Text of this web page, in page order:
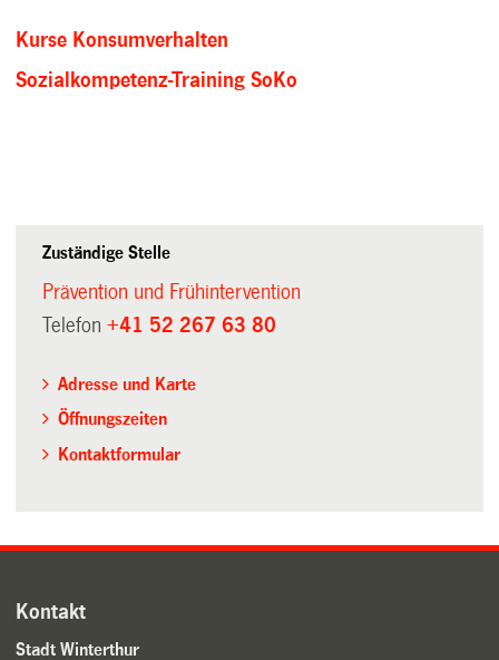
Kurse Konsumverhalten
Sozialkompetenz-Training SoKo
Zuständige Stelle
Prävention und Frühintervention
Telefon+41 52 267 63 80
Adresse und Karte
Öffnungszeiten
Kontaktformular
Kontakt
Stadt Winterthur